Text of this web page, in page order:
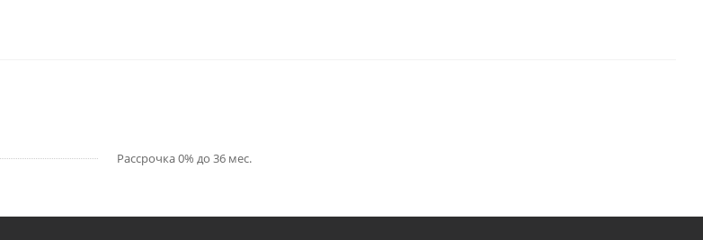
Рассрочка 0% до 36 мес.